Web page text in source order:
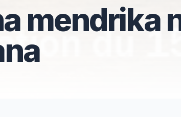
mendrika